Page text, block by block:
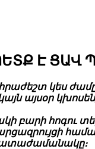
Է ՑԱՎ
կես
այսօր
բարի